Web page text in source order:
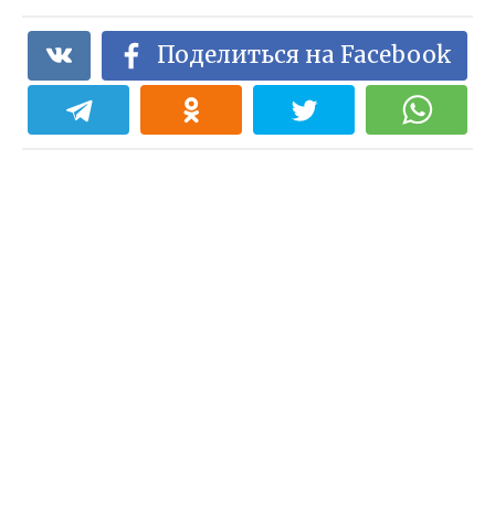
Поделиться на Facebook